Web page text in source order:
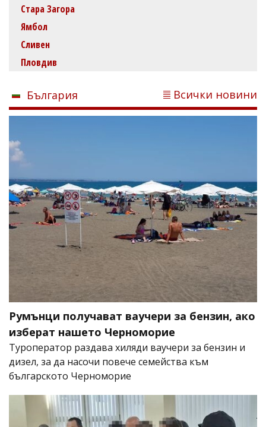
Стара Загора
Ямбол
Сливен
Пловдив
България Всички новини
Румънци получават ваучери за бензин, ако
изберат нашето Черноморие
Туроператор раздава хиляди ваучери за бензин и
дизел, за да насочи повече семейства към
българското Черноморие